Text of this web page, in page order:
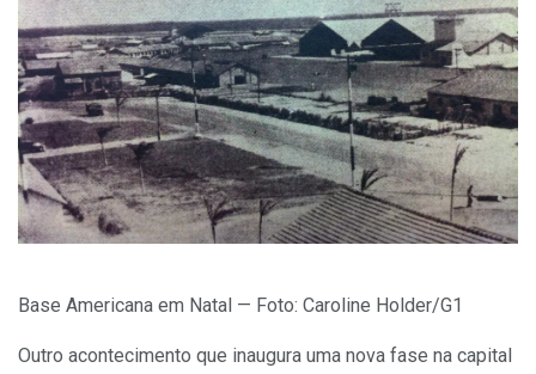
Base Americana em Natal — Foto: Caroline Holder/G1
Outro acontecimento que inaugura uma nova fase na capital